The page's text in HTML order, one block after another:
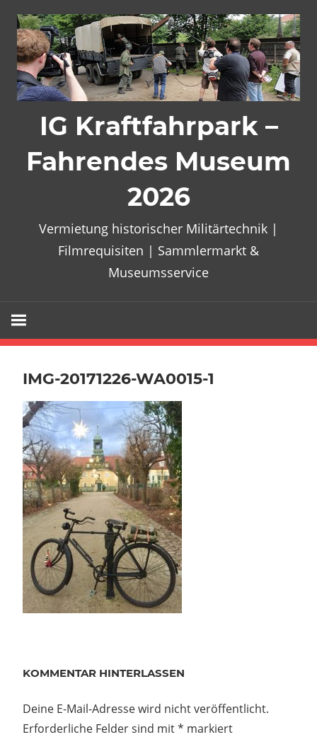
Inhalt
springen
IG Kraftfahrpark –
Fahrendes Museum
2026
Vermietung historischer Militärtechnik |
Filmrequisiten | Sammlermarkt &
Museumsservice
IMG-20171226-WA0015-1
KOMMENTAR HINTERLASSEN
Deine E-Mail-Adresse wird nicht veröffentlicht.
Erforderliche Felder sind mit* markiert